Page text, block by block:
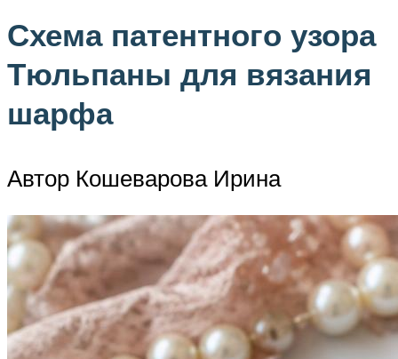
Схема патентного узора
Тюльпаны для вязания
шарфа
Автор Кошеварова Ирина